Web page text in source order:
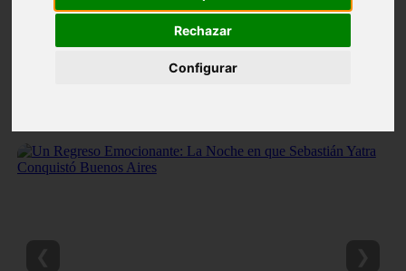
Rechazar
Configurar